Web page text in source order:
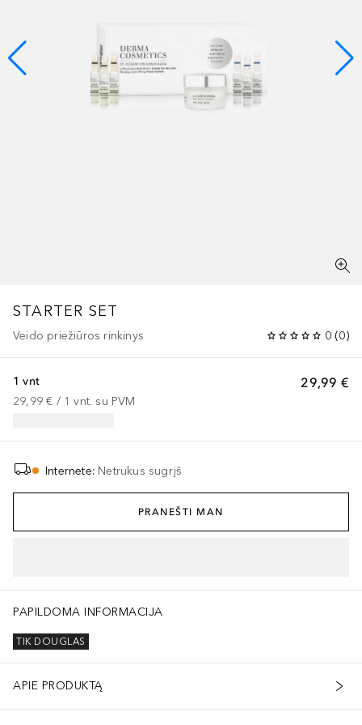
STARTER SET
Veido priežiūros rinkinys 0 (0)
29,99 €
1 vnt
29,99 € / 1 vnt. su PVM
Internete: Netrukus sugrįš
PRANEŠTI MAN
PAPILDOMA INFORMACIJA
TIK DOUGLAS
APIE PRODUKTĄ